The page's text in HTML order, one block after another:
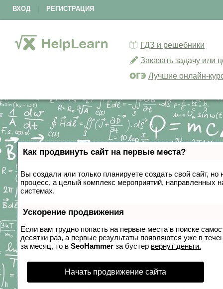
ВХОД РЕГИСТРАЦИЯ
ГДЗ и решебники
Заказать задачу или
Лучшие онлайн-
Как продвинуть сайт на первые места?
Вы создали или только планируете создать свой сайт,
процесс, а целый комплекс мероприятий, направленных
системах.
Ускорение продвижения
Если вам трудно попасть на первые места в поиске
десятки раз, а первые результаты появляются уже в
за месяц, то в SeoHammer за бустер вернут деньги.
Начать продвижение сайта